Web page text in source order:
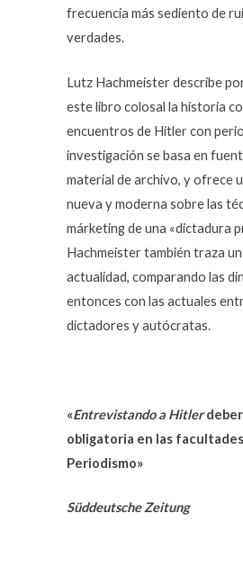
frecuencia más sediento de
verdades.
Lutz Hachmeister describe
este libro colosal la historia
encuentros de Hitler con
investigación se basa en
material de archivo, y ofrece
nueva y moderna sobre las
márketing de una «dictadura
Hachmeister también traza
actualidad, comparando las
entonces con las actuales
dictadores y autócratas.
«Entrevistando a Hitler
obligatoria en las
Periodismo»
Süddeutsche Zeitung